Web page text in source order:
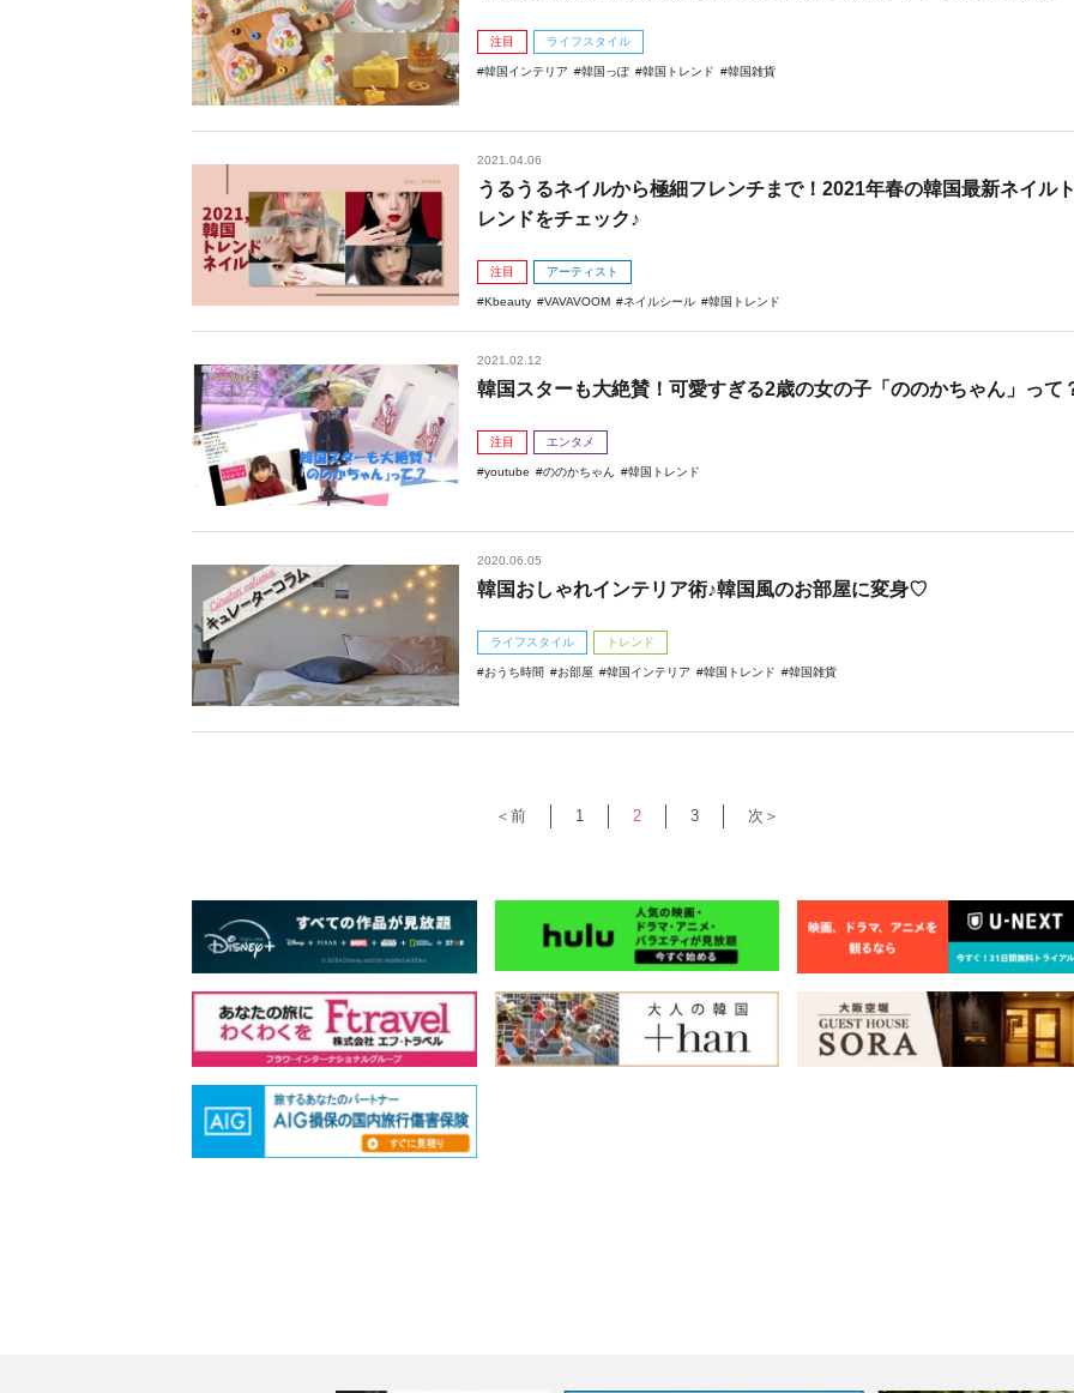
注目 ライフスタイル
韓国インテリア 韓国っぽ 韓国トレンド 韓国雑貨
2021.04.06
うるうるネイルから極細フレンチまで！2021年春の韓国最新ネイル
レンドをチェック♪
注目 アーティスト
Kbeauty VAVAVOOM ネイルシール 韓国トレンド
2021.02.12
韓国スターも大絶賛！可愛すぎる2歳の女の子「ののかちゃん」って
注目 エンタメ
youtube ののかちゃん 韓国トレンド
2020.06.05
韓国おしゃれインテリア術♪韓国風のお部屋に変身♡
ライフスタイル トレンド
おうち時間 お部屋 韓国インテリア 韓国トレンド 韓国雑貨
＜前 1 2 3 次＞